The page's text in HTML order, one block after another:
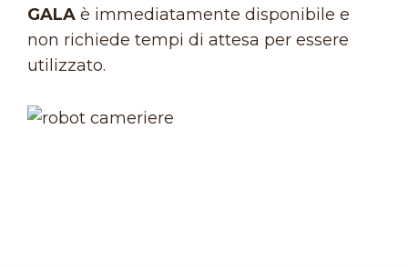
GALA è immediatamente disponibile e
non richiede tempi di attesa per essere
utilizzato.